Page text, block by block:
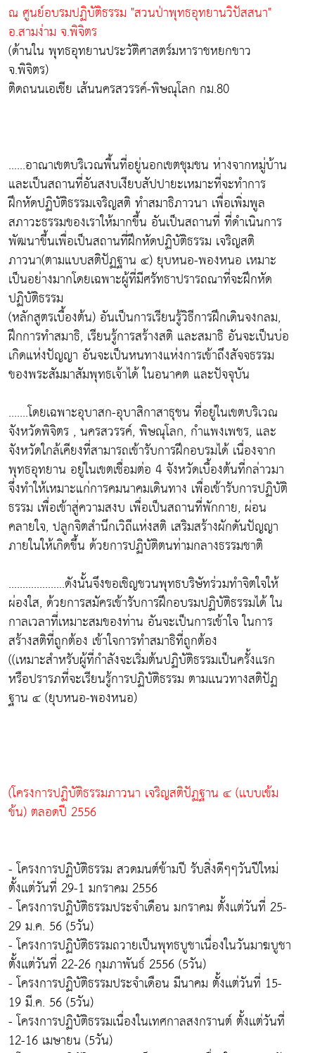
ณ ศูนย์อบรมปฏิบัติธรรม "สวนป่าพุทธอุทยานวิปัสสนา"
อ.สามง่าม จ.พิจิตร
(ด้านใน พุทธอุทยานประวัติศาสตร์มหาราชหยกขาว
จ.พิจิตร)
ติดถนนเอเชีย เส้นนครสวรรค์-พิษณุโลก กม.80
......อาณาเขตบริเวณพื้นที่อยู่นอกเขตชุมชน ห่างจากหมู่บ้าน
และเป็นสถานที่อันสงบเงียบสัปปายะเหมาะที่จะทำการ
ฝึกหัดปฏิบัติธรรมเจริญสติ ทำสมาธิภาวนา เพื่อเพิ่มพูล
สภาวะธรรมของเราให้มากขึ้น อันเป็นสถานที่ ที่ดำเนินการ
พัฒนาขึ้นเพื่อเป็นสถานที่ฝึกหัดปฏิบัติธรรม เจริญสติ
ภาวนา(ตามแบบสติปัฏฐาน ๔) ยุบหนอ-พองหนอ เหมาะ
เป็นอย่างมากโดยเฉพาะผู้ที่มีศรัทธาปรารถณาที่จะฝึกหัด
ปฏิบัติธรรม
(หลักสูตรเบื้องต้น) อันเป็นการเรียนรู้วิธีการฝึกเดินจงกลม,
ฝึกการทำสมาธิ, เรียนรู้การสร้างสติ และสมาธิ อันจะเป็นบ่อ
เกิดแห่งปัญญา อันจะเป็นหนทางแห่งการเข้าถึงสัจจธรรม
ของพระสัมมาสัมพุทธเจ้าได้ ในอนาคต และปัจจุบัน
.......โดยเฉพาะอุบาสก-อุบาสิกาสาธุชน ที่อยู่ในเขตบริเวณ
จังหวัดพิจิตร , นครสวรรค์, พิษณุโลก, กำแพงเพชร, และ
จังหวัดใกล้เคียงที่สามารถเข้ารับการฝึกอบรมได้ เนื่องจาก
พุทธอุทยาน อยู่ในเขตเชื่อมต่อ 4 จังหวัดเบื้องต้นที่กล่าวมา
จึ่งทำให้เหมาะแก่การคมนาคมเดินทาง เพื่อเข้ารับการปฏิบัติ
ธรรม เพื่อเข้าสู่ความสงบ เพื่อเป็นสถานที่พักกาย, ผ่อน
คลายใจ, ปลูกจิตสำนึกเวิถีเเห่งสติ เสริมสร้างผักดันปัญญา
ภายในให้เกิดขึ้น ด้วยการปฏิบัติตนท่ามกลางธรรมชาติ
....................ดังนั้นจึงขอเชิญชวนพุทธบริษัทร่วมทำจิตใจให้
ผ่องใส, ด้วยการสมัครเข้ารับการฝึกอบรมปฏิบัติธรรมได้ ใน
กาลเวลาที่เหมาะสมของท่าน อันจะเป็นการเข้าใจ ในการ
สร้างสติที่ถูกต้อง เข้าใจการทำสมาธิที่ถูกต้อง
((เหมาะสำหรับผู้ที่กำลังจะเริ่มต้นปฏิบัติธรรมเป็นครั้งเเรก
หรือปรารภที่จะเรียนรู้การปฏิบัติธรรม ตามเเนวทางสติปัฏ
ฐาน ๔ (ยุบหนอ-พองหนอ)
(โครงการปฏิบัติธรรมภาวนา เจริญสติปัฏฐาน ๔ (เเบบเข้ม
ข้น) ตลอดปี 2556
- โครงการปฏิบัติธรรม สวดมนต์ข้ามปี รับสิ่งดีๆๆวันปีใหม่
ตั้งเเต่วันที่ 29-1 มกราคม 2556
- โครงการปฏิบัติธรรมประจำเดือน มกราคม ตั้งเเต่วันที่ 25-
29 ม.ค. 56 (5วัน)
- โครงการปฏิบัติธรรมถวายเป็นพุทธบูชาเนื่องในวันมาฆบูชา
ตั้งเเต่วันที่ 22-26 กุมภาพันธ์ 2556 (5วัน)
- โครงการปฏิบัติธรรมประจำเดือน มีนาคม ตั้งเเต่วันที่ 15-
19 มี.ค. 56 (5วัน)
- โครงการปฏิบัติธรรมเนื่องในเทศกาลสงกรานต์ ตั้งเเต่วันที่
12-16 เมษายน (5วัน)